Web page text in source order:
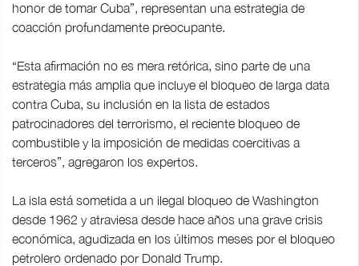
honor de tomar Cuba”, representan una estrategia de
coacción profundamente preocupante.
“Esta afirmación no es mera retórica, sino parte de una
estrategia más amplia que incluye el bloqueo de larga data
contra Cuba, su inclusión en la lista de estados
patrocinadores del terrorismo, el reciente bloqueo de
combustible y la imposición de medidas coercitivas a
terceros”, agregaron los expertos.
La isla está sometida a un ilegal bloqueo de Washington
desde 1962 y atraviesa desde hace años una grave crisis
económica, agudizada en los últimos meses por el bloqueo
petrolero ordenado por Donald Trump.